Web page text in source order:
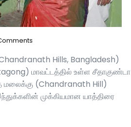
Hills, Bangladesh)
மாவட்டத்தில் உள்ள சீதாகுண்டா
மலைக்கு (Chandranath Hill)
முக்கியமான யாத்திரை